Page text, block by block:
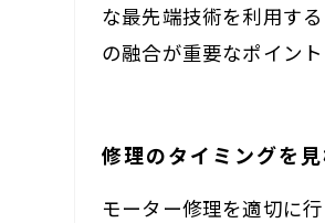
な最先端技術を利用す
の融合が重要なポイント
修理のタイミングを
モーター修理を適切に